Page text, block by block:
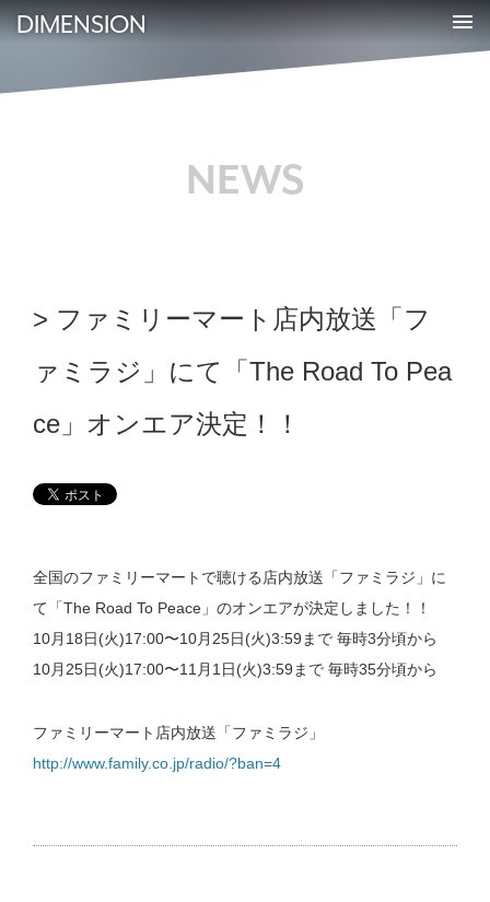
DIMENSION
NEWS
ファミリーマート店内放送「フ
ァミラジ」にて「The Road To Pea
ce」オンエア決定！！
全国のファミリーマートで聴ける店内放送「ファミラジ」に
て「The Road To Peace」のオンエアが決定しました！！
10月18日(火)17:00〜10月25日(火)3:59まで 毎時3分頃から
​10月25日(火)17:00〜11月1日(火)3:59まで 毎時35分頃から
ファミリーマート店内放送「ファミラジ」
http://www.family.co.jp/radio/?ban=4